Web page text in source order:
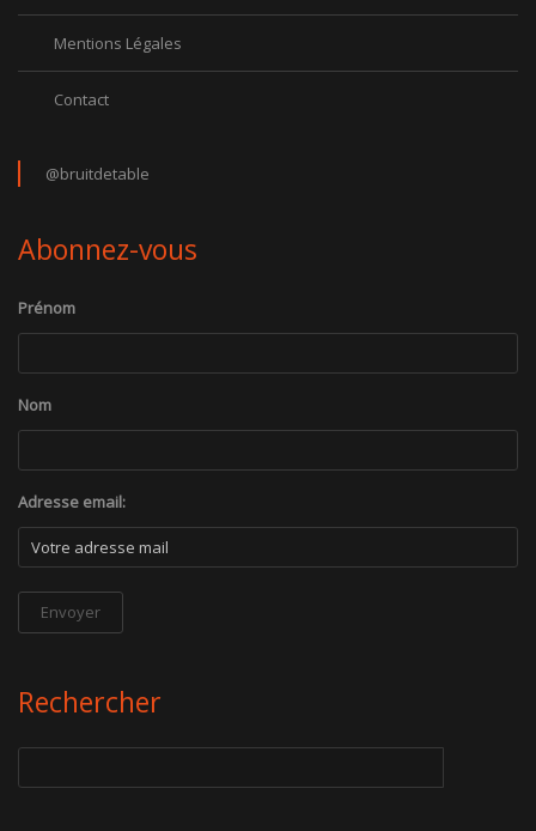
Mentions Légales
Contact
@bruitdetable
Abonnez-vous
Prénom
Nom
Adresse email:
Rechercher